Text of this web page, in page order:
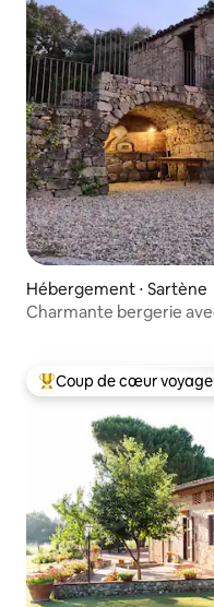
Hébergement ⋅ Sartène
Charmante bergerie
Coups de cœur
Coup de cœur